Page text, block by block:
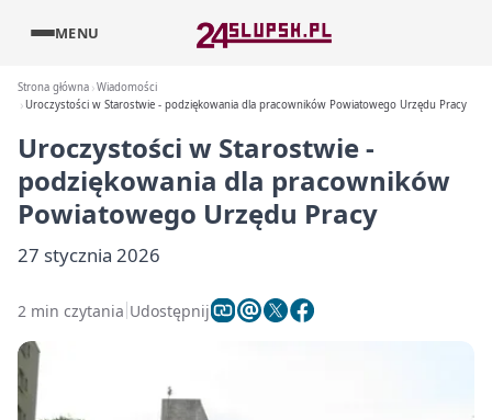
MENU
Strona główna Wiadomości
Uroczystości w Starostwie - podziękowania dla pracowników Powiatowego Urzędu Pracy
Uroczystości w Starostwie -
podziękowania dla pracowników
Powiatowego Urzędu Pracy
27 stycznia 2026
2 min czytania Udostępnij